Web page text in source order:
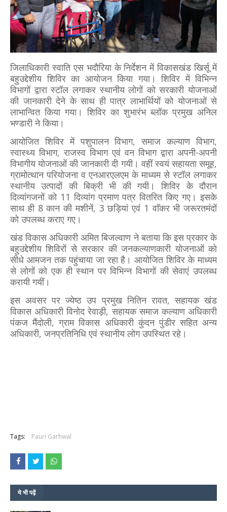
जिलाधिकारी स्वाति एस भदौरिया के निर्देशन में विकासखंड खिर्सू में
बहुउद्देशीय शिविर का आयोजन किया गया। शिविर में विभिन्न
विभागों द्वारा स्टॉल लगाकर स्थानीय लोगों को सरकारी योजनाओं
की जानकारी देने के साथ ही पात्र लाभार्थियों को योजनाओं से
लाभान्वित किया गया। शिविर का शुभारंभ ब्लॉक प्रमुख अनिल
भण्डारी ने किया।
आयोजित शिविर में पशुपालन विभाग, समाज कल्याण विभाग,
स्वास्थ्य विभाग, राजस्व विभाग एवं वन विभाग द्वारा अपनी-अपनी
विभागीय योजनाओं की जानकारी दी गयी। वहीं स्वयं सहायता समूह,
ग्रामोत्थान परियोजना व एनआरएलएम के माध्यम से स्टॉल लगाकर
स्थानीय उत्पादों की बिक्री भी की गयी। शिविर के दौरान
दिव्यांगजनों को 11 दिव्यांग प्रमाण पत्र वितरित किए गए। इसके
साथ ही 8 कान की मशीनें, 3 छड़ियां एवं 1 वाॅकर भी जरूरतमंदों
को उपलब्ध कराए गए।
खंड विकास अधिकारी अमित बिजल्वाण ने बताया कि इस प्रकार के
बहुउद्देशीय शिविरों से सरकार की जनकल्याणकारी योजनाओं को
सीधे आमजन तक पहुंचाया जा रहा है। आयोजित शिविर के माध्यम
से लोगों को एक ही स्थान पर विभिन्न विभागों की सेवाएं उपलब्ध
करायी गयीं।
इस अवसर पर ज्येष्ठ उप प्रमुख नितिन रावत, सहायक खंड
विकास अधिकारी विनोद रेवाड़ी, सहायक समाज कल्याण अधिकारी
पंकज मैंदोली, ग्राम विकास अधिकारी कुंदन पुंडीर सहित अन्य
अधिकारी, जनप्रतिनिधि एवं स्थानीय लोग उपस्थित रहे।
Tags: Pauri Garhwal
ये भी पढ़ें